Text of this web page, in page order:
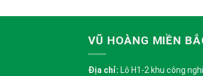
VŨ HOÀNG MIỀN
Địa chỉ: Lô H1-2 khu công